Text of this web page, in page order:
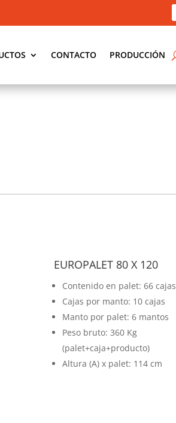
CONTACTO PRODUCCIÓN
EUROPALET 80 X 120
Contenido en palet: 66 cajas
Cajas por manto: 10 cajas
Manto por palet: 6 mantos
Peso bruto: 360 Kg
(palet+caja+producto)
Altura (A) x palet: 114 cm